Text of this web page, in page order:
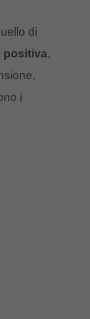
di
positiva,
i